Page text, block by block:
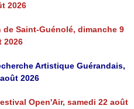
2026
de Saint-Guénolé, dimanche 9
2026
Artistique Guérandais,
2026
Open'Air, samedi 22 août